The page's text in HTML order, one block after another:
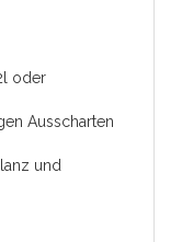
oder
Ausscharten
und